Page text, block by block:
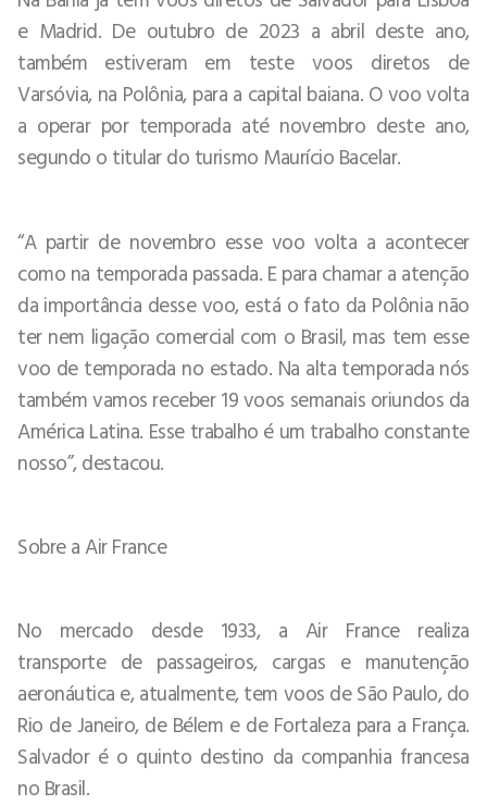
e Madrid. De outubro de 2023 a abril deste ano,
também estiveram em teste voos diretos de
Varsóvia, na Polônia, para a capital baiana. O voo volta
a operar por temporada até novembro deste ano,
segundo o titular do turismo Maurício Bacelar.
“A partir de novembro esse voo volta a acontecer
como na temporada passada. E para chamar a atenção
da importância desse voo, está o fato da Polônia não
ter nem ligação comercial com o Brasil, mas tem esse
voo de temporada no estado. Na alta temporada nós
também vamos receber 19 voos semanais oriundos da
América Latina. Esse trabalho é um trabalho constante
nosso”, destacou.
Sobre a Air France
No mercado desde 1933, a Air France realiza
transporte de passageiros, cargas e manutenção
aeronáutica e, atualmente, tem voos de São Paulo, do
Rio de Janeiro, de Bélem e de Fortaleza para a França.
Salvador é o quinto destino da companhia francesa
no Brasil.